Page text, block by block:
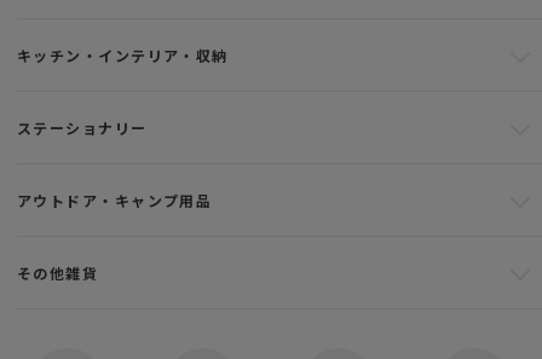
キッチン・インテリア・収納
ステーショナリー
アウトドア・キャンプ用品
その他雑貨